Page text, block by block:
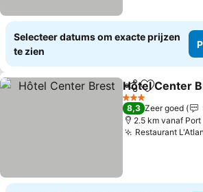
Selecteer datums om exacte prijzen
te zien
Delen
Hôtel Center
3 Sterren
8,3 Zeer goed
2.5 km vanaf
Restaurant